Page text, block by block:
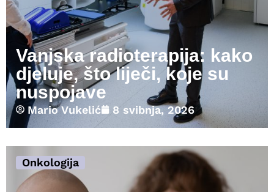
Vanjska radioterapija: kako
djeluje, što liječi, koje su
nuspojave
Mario Vukelić 8 svibnja, 2026
Onkologija